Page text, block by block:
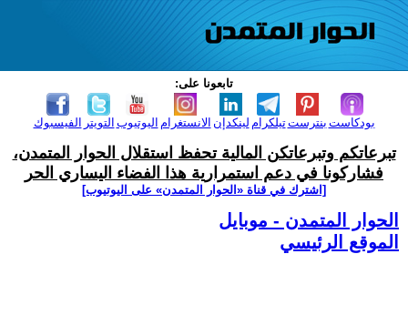
تابعونا على:
الفيسبوك التويتر اليوتيوب الانستغرام لينكدإن تيلكرامبنترست بودكاست
تبرعاتكم وتبرعاتكن المالية تحفظ استقلال الحوار المتمدن،
فشاركونا في دعم استمرارية هذا الفضاء اليساري الحر
[اشترك في قناة ‫«الحوار المتمدن» على اليوتيوب]
الحوار المتمدن - موبايل
الموقع الرئيسي